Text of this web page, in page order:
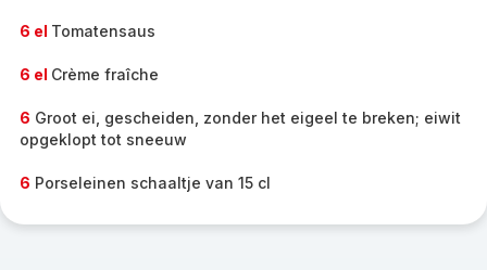
6 el Tomatensaus
6 el Crème fraîche
6 Groot ei, gescheiden, zonder het eigeel te breken; eiwit
opgeklopt tot sneeuw
6 Porseleinen schaaltje van 15 cl